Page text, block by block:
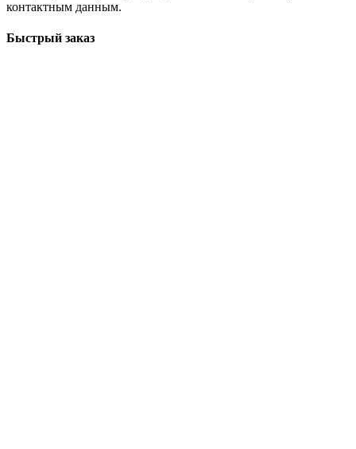
контактным данным.
Быстрый заказ